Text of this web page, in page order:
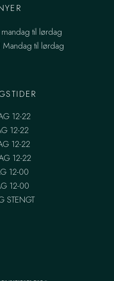
mandag til lørdag
til lørdag
12-22
12-22
12-22
12-22
12-00
12-00
STENGT